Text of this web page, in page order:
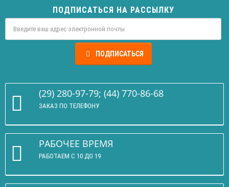
ПОДПИСАТЬСЯ НА РАССЫЛКУ
ПОДПИСАТЬСЯ
(29) 280-97-79; (44) 770-86-68
ЗАКАЗ ПО ТЕЛЕФОНУ
РАБОЧЕЕ ВРЕМЯ
РАБОТАЕМ С 10 ДО 19